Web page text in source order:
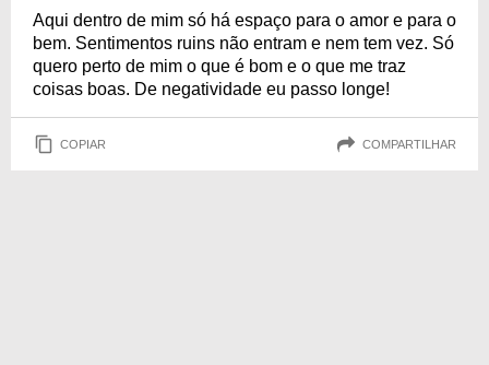
Aqui dentro de mim só há espaço para o amor e para o
bem. Sentimentos ruins não entram e nem tem vez. Só
quero perto de mim o que é bom e o que me traz
coisas boas. De negatividade eu passo longe!
COPIAR COMPARTILHAR